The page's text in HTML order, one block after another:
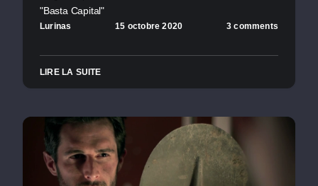
"Basta Capital"
Lurinas 15 octobre 2020 3 comments
LIRE LA SUITE